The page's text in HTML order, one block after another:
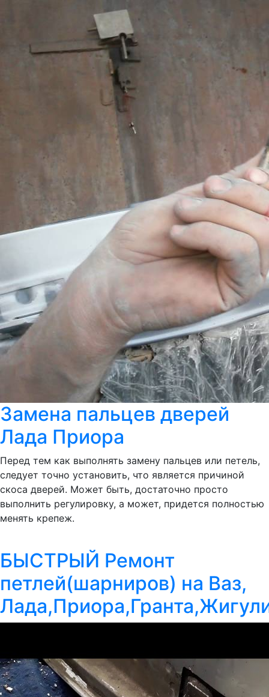
Замена пальцев дверей
Лада Приора
Перед тем как выполнять замену пальцев или петель,
следует точно установить, что является причиной
скоса дверей. Может быть, достаточно просто
выполнить регулировку, а может, придется полностью
менять крепеж.
БЫСТРЫЙ Ремонт
петлей(шарниров) на Ваз,